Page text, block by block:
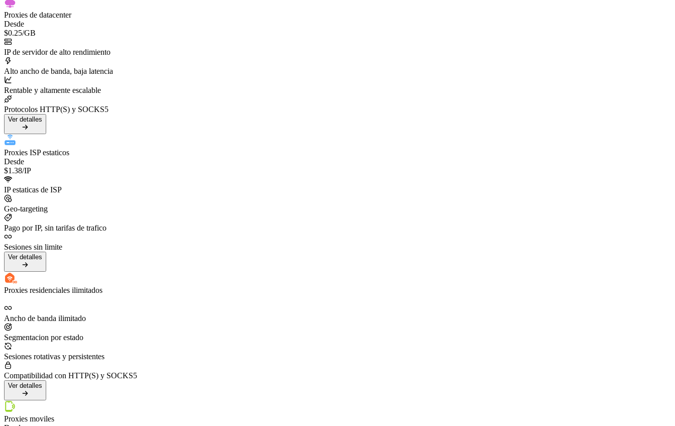
Proxies de datacenter
Desde
$0.25/GB
IP de servidor de alto rendimiento
Alto ancho de banda, baja latencia
Rentable y altamente escalable
Protocolos HTTP(S) y SOCKS5
Ver detalles
Proxies ISP estaticos
Desde
$1.38/IP
IP estaticas de ISP
Geo-targeting
Pago por IP, sin tarifas de trafico
Sesiones sin limite
Ver detalles
Proxies residenciales ilimitados
Ancho de banda ilimitado
Segmentacion por estado
Sesiones rotativas y persistentes
Compatibilidad con HTTP(S) y SOCKS5
Ver detalles
Proxies moviles